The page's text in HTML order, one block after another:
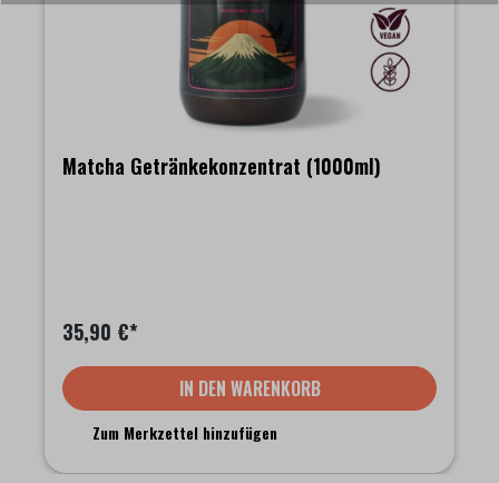
Matcha Getränkekonzentrat (1000ml)
35,90 €*
IN DEN WARENKORB
Zum Merkzettel hinzufügen